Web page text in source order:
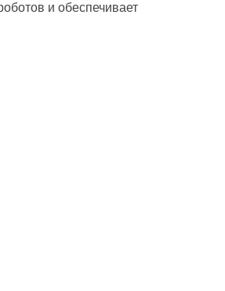
и обеспечивает